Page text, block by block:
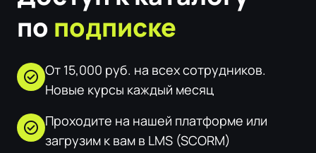
по подписке
check_circle От 15,000 руб. на всех сотрудников.
Новые курсы каждый месяц
check_circle Проходите на нашей платформе или
загрузим к вам в LMS (SCORM)